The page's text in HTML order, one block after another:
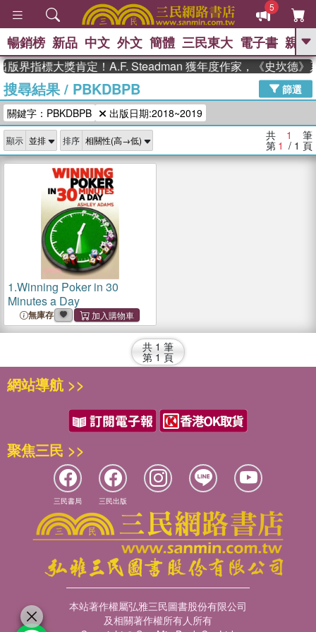
5
GO
熱搜： 高希均教授回憶錄
、 The Odyssey 、 父親節 、 如果歷
史是一群喵 、
獎 臺灣漫遊錄 、 方念華 、 台灣的李
登輝時代
數學女孩：黎曼猜想 、
偉大的迷走神經
暢銷榜 新品 中文 外文 簡體 三民東大 電子書 親子
版界指標大獎肯定！A.F. Steadman 獲年度作家，《史坎德》
搜尋結果/ PBKDBPB
篩選
關鍵字：PBKDBPB
出版日期:2018~2019
顯示 排序 共 1 筆
第 1 / 1 頁
1.Winning Poker in 30
Minutes a Day
無庫存
共 1 筆
第 1 頁
網站導航 >>
聚焦三民 >>
三民書局 三民出版
本站著作權屬弘雅三民圖書股份有限公司
及相關著作權所有人所有